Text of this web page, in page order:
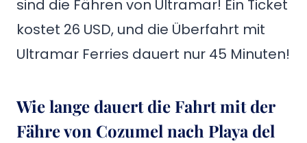
sind die Fähren von Ultramar! Ein Ticket
kostet 26 USD, und die Überfahrt mit
Ultramar Ferries dauert nur 45 Minuten!
Wie lange dauert die Fahrt mit der
Fähre von Cozumel nach Playa del